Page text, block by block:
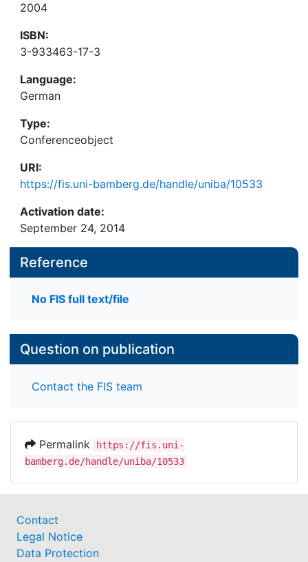
2004
ISBN:
3-933463-17-3
Language:
German
Type:
Conferenceobject
URI:
https://fis.uni-bamberg.de/handle/uniba/10533
Activation date:
September 24, 2014
Reference
No FIS full text/file
Question on publication
Contact the FIS team
Permalink
https://fis.uni-
bamberg.de/handle/uniba/10533
Contact
Legal Notice
Data Protection